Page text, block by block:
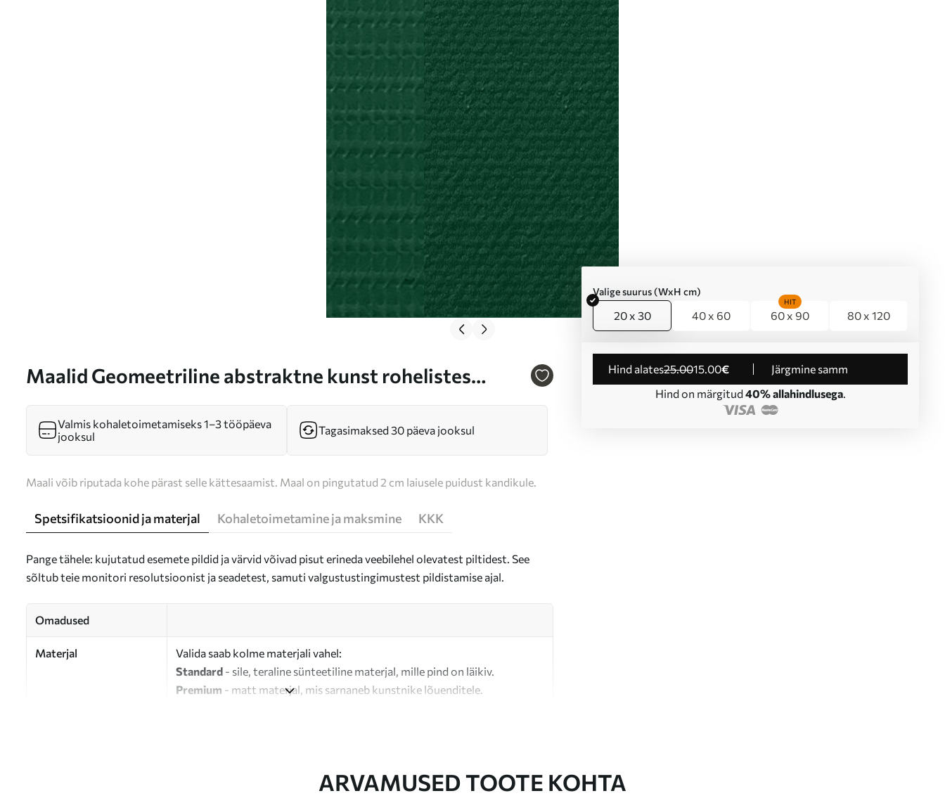
Maalid Geomeetriline abstraktne kunst rohelistes
Valige suurus (WxH cm)
20 x 30 40 x 60 60 x 90
HIT
80 x 120
Hind alates25.0015.00€
Järgmine samm
Hind on märgitud 40% allahindlusega.
Valmis kohaletoimetamiseks 1–3 tööpäeva
jooksul
Tagasimaksed 30 päeva jooksul
Maali võib riputada kohe pärast selle kättesaamist. Maal on pingutatud 2 cm laiusele puidust kandikule.
Spetsifikatsioonid ja materjal Kohaletoimetamine ja maksmine KKK
Pange tähele: kujutatud esemete pildid ja värvid võivad pisut erineda veebilehel olevatest piltidest. See
sõltub teie monitori resolutsioonist ja seadetest, samuti valgustustingimustest pildistamise ajal.
Omadused
Materjal
Valida saab kolme materjali vahel:
Standard - sile, teraline sünteetiline materjal, mille pind on läikiv.
Premium - matt materjal, mis sarnaneb kunstnike lõuenditele.
ARVAMUSED TOOTE KOHTA